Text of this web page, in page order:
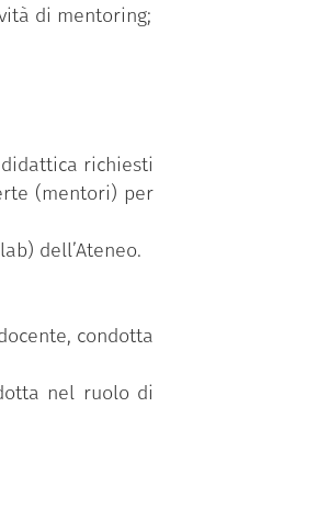
di mentoring;
richiesti
(mentori) per
dell’Ateneo.
condotta
nel ruolo di